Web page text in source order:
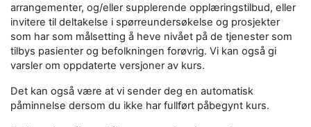
arrangementer, og/eller supplerende opplæringstilbud, eller
invitere til deltakelse i spørreundersøkelse og prosjekter
som har som målsetting å heve nivået på de tjenester som
tilbys pasienter og befolkningen forøvrig. Vi kan også gi
varsler om oppdaterte versjoner av kurs.
Det kan også være at vi sender deg en automatisk
påminnelse dersom du ikke har fullført påbegynt kurs.